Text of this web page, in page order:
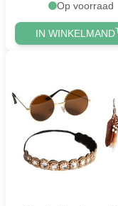
Op voorraad
IN WINKELMAND